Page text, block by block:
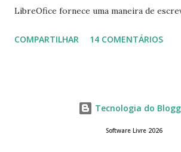
LibreOfice fornece uma maneira de
aplicativo de escritório. Você pode usar
iremos criar uma macro que iria colocar
Mundo' na primeira célula do LibreOffice
COMPARTILHAR 14 COMENTÁRIOS
Tecnologia do
Software Livre 2026